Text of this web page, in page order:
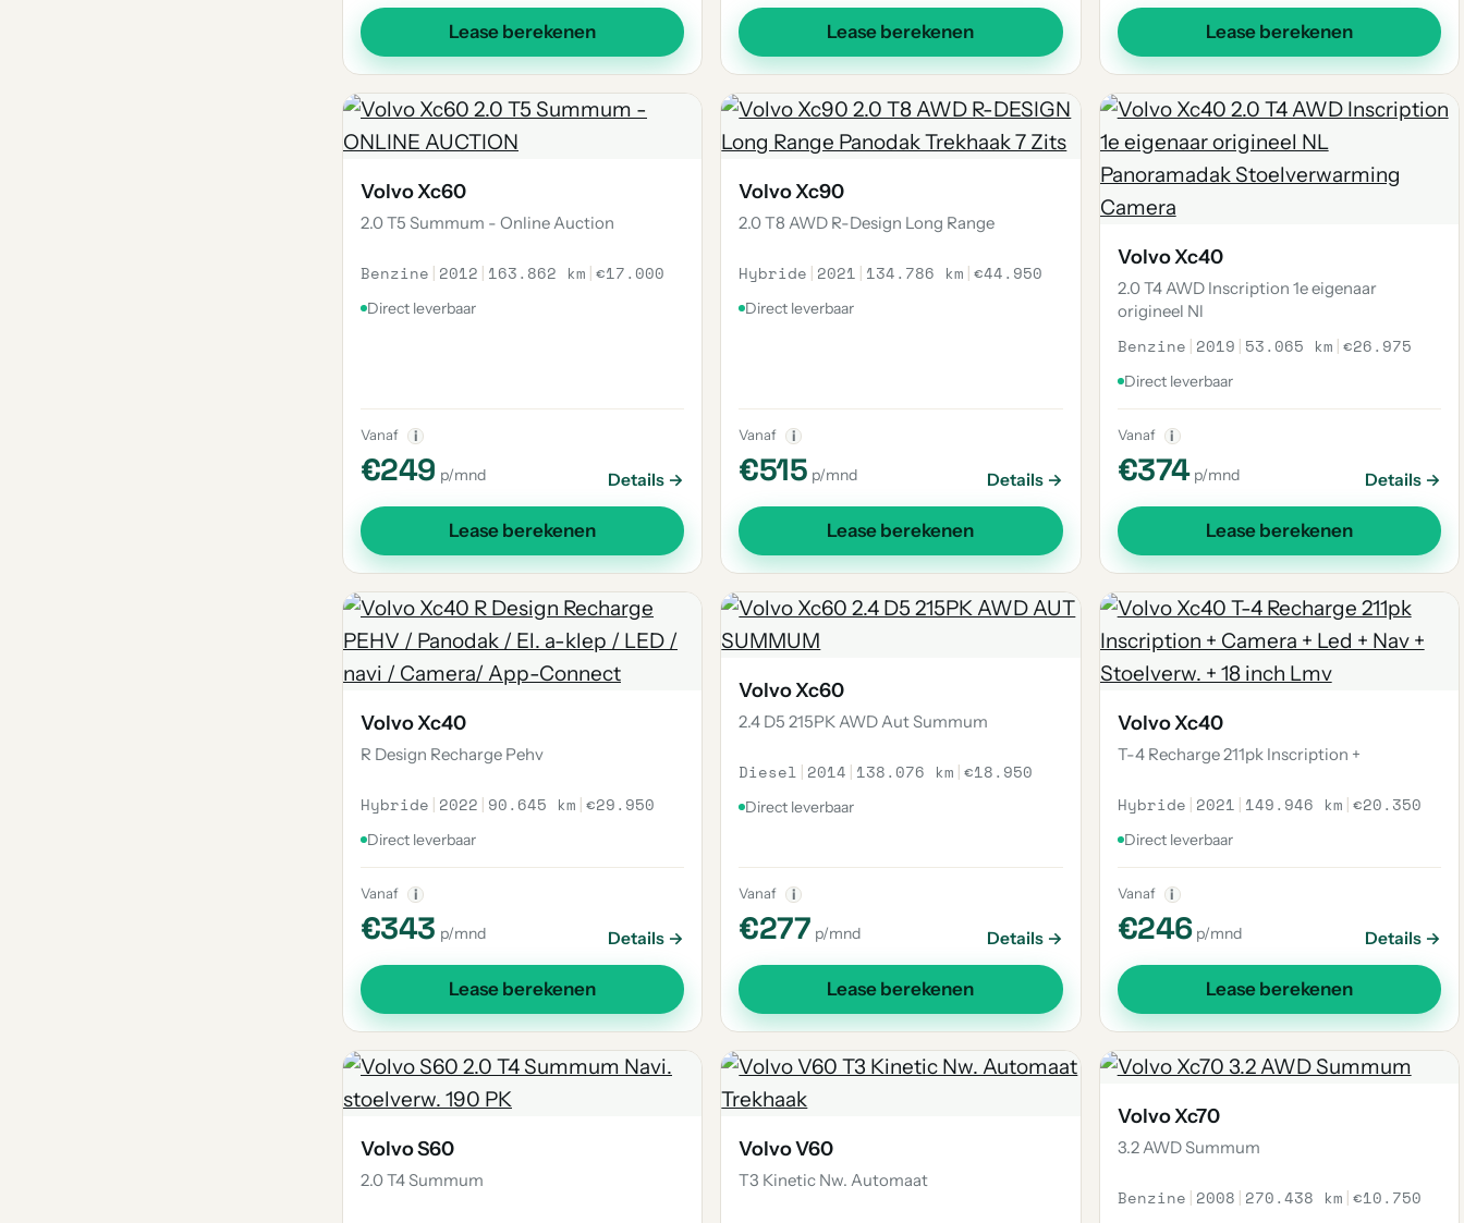
Lease berekenen Lease berekenen Lease berekenen
Volvo Xc60
2.0 T5 Summum - Online Auction
Benzine | 2012 | 163.862 km |€17.000
Direct leverbaar
Vanaf i
€249 p/mnd Details →
Lease berekenen
Volvo Xc90
2.0 T8 AWD R-Design Long Range
Hybride | 2021 | 134.786 km |€44.950
Direct leverbaar
Vanaf i
€515 p/mnd Details →
Lease berekenen
Volvo Xc40
2.0 T4 AWD Inscription 1e eigenaar
origineel Nl
Benzine | 2019 | 53.065 km |€26.975
Direct leverbaar
Vanaf i
€374 p/mnd Details →
Lease berekenen
Volvo Xc40
R Design Recharge Pehv
Hybride | 2022 | 90.645 km |€29.950
Direct leverbaar
Vanaf i
€343 p/mnd Details →
Lease berekenen
Volvo Xc60
2.4 D5 215PK AWD Aut Summum
Diesel | 2014 | 138.076 km |€18.950
Direct leverbaar
Vanaf i
€277 p/mnd Details →
Lease berekenen
Volvo Xc40
T-4 Recharge 211pk Inscription +
Hybride | 2021 | 149.946 km |€20.350
Direct leverbaar
Vanaf i
€246 p/mnd Details →
Lease berekenen
Volvo S60
2.0 T4 Summum
Volvo V60
T3 Kinetic Nw. Automaat
Volvo Xc70
3.2 AWD Summum
Benzine | 2008 | 270.438 km |€10.750